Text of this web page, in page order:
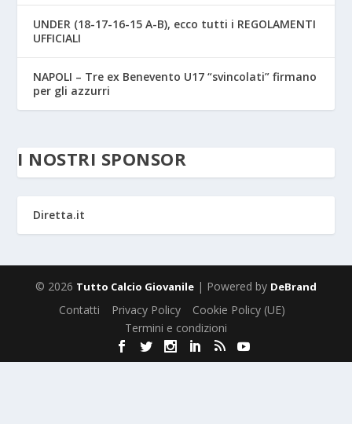
UNDER (18-17-16-15 A-B), ecco tutti i REGOLAMENTI
UFFICIALI
NAPOLI – Tre ex Benevento U17 “svincolati” firmano
per gli azzurri
I NOSTRI SPONSOR
Diretta.it
© 2026 Tutto Calcio Giovanile | Powered by DeBrand
Contatti Privacy Policy
Cookie Policy (UE)
Termini e condizioni